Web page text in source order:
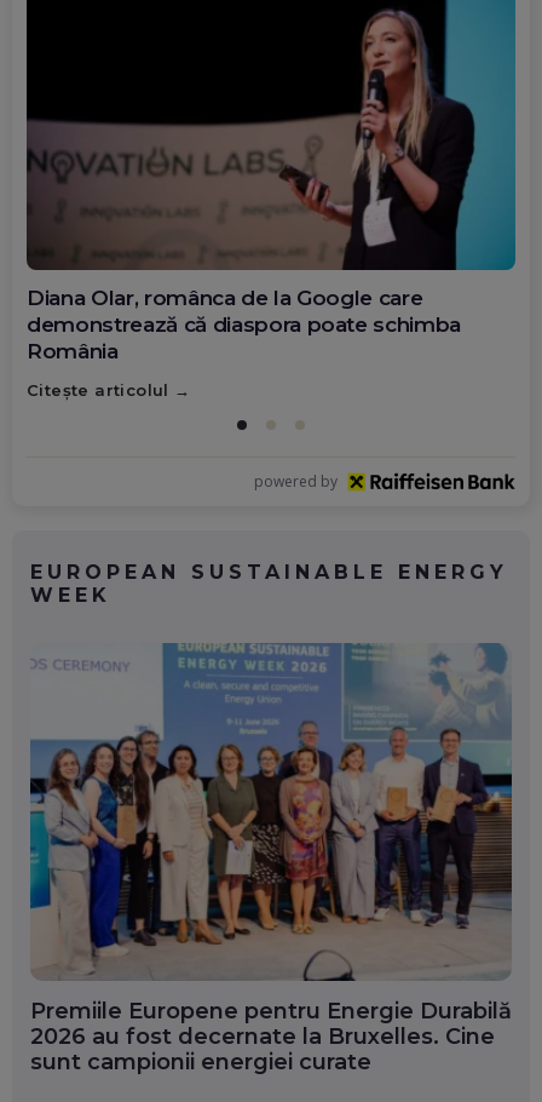
Diana Olar, românca de la Google care
demonstrează că diaspora poate schimba
România
Citește articolul
powered by
EUROPEAN SUSTAINABLE ENERGY
WEEK
Premiile Europene pentru Energie Durabilă
2026 au fost decernate la Bruxelles. Cine
sunt campionii energiei curate